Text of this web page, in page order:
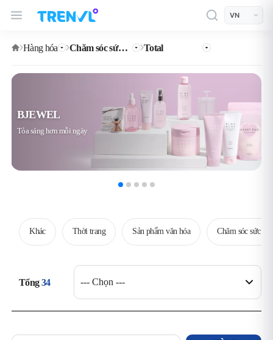
TRENVL Main Header Navigation 언어선택
Hàng hóa Chăm sóc sức khỏe Total
BJEWEL
Tỏa sáng hơn mỗi ngày
Khác Thời trang Sản phẩm văn hóa Chăm sóc sức
Tổng34